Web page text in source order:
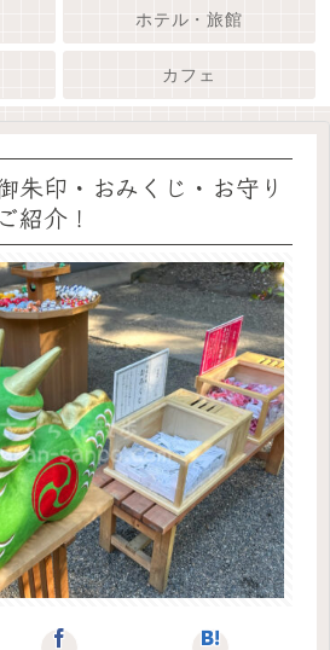
ホテル・旅館
カフェ
朱印・おみくじ・お守り
紹介！